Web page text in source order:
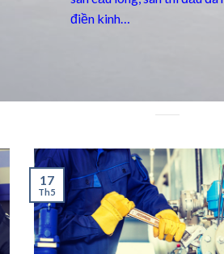
điền kinh…
17
Th5